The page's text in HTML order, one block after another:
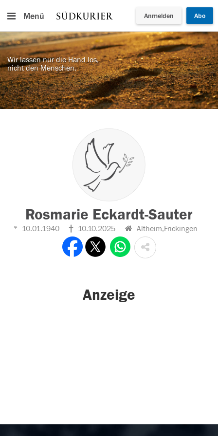
Menü Anmelden Abo
Wir lassen nur die Hand los,
nicht den Menschen.
Rosmarie Eckardt-Sauter
10.01.1940 10.10.2025 Altheim,Frickingen
Anzeige